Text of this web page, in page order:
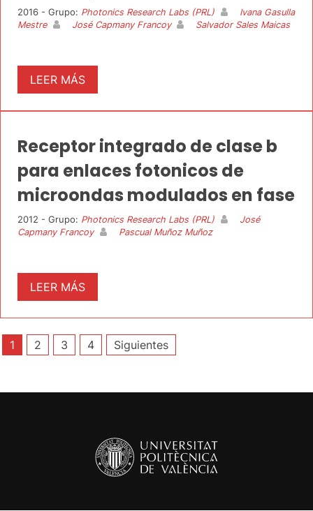
2016 - Grupo: Photonics Research Labs (PRL)
Ivana Gasulla
Mestre
José Capmany Francoy Salvador Sales Maicas
LEER MÁS
Receptor integrado de clase b
para enlaces fotonicos de
microondas modulados en fase
2012 - Grupo: Photonics Research Labs (PRL)
José
Capmany Francoy
Pascual Muñoz Muñoz
LEER MÁS
Paginación
entradas
1 2 3 4 Siguientes